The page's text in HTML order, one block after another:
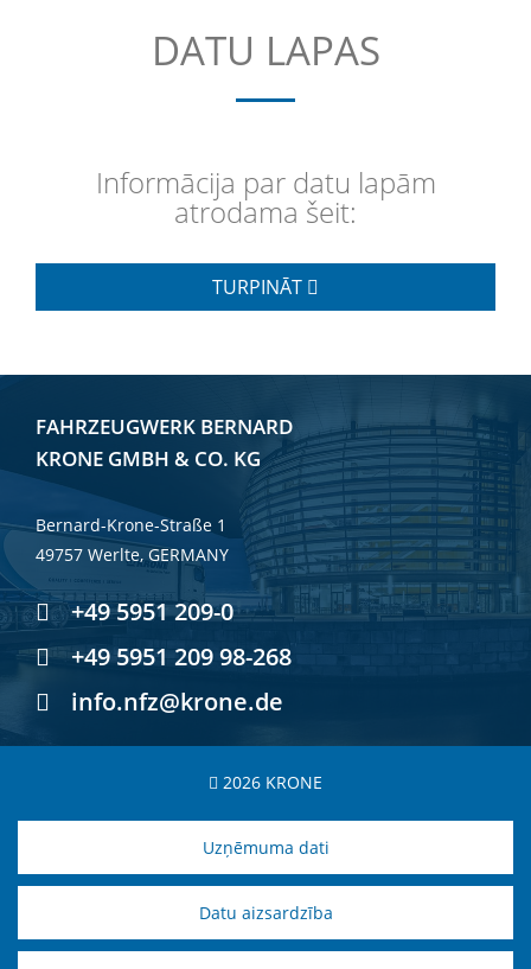
DATU LAPAS
Informācija par datu lapām
atrodama šeit:
TURPINĀT
FAHRZEUGWERK BERNARD
KRONE GMBH & CO. KG
Bernard-Krone-Straße 1
49757 Werlte, GERMANY
+49 5951 209-0
+49 5951 209 98-268
info.nfz@krone.de
2026 KRONE
Uzņēmuma dati
Datu aizsardzība